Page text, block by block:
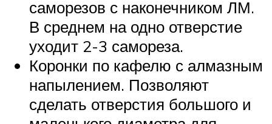
саморезов с наконечником ЛМ.
В среднем на одно отверстие
уходит 2-3 самореза.
Коронки по кафелю с алмазным
напылением. Позволяют
сделать отверстия большого и